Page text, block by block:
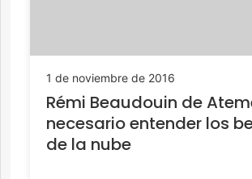
1 de noviembre de 2016
Rémi Beaudouin de
necesario entender los
de la nube